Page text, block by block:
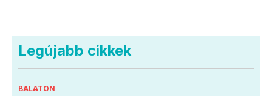
Legújabb cikkek
BALATON